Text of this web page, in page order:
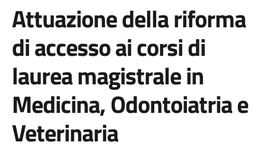
Attuazione della riforma
di accesso ai corsi di
laurea magistrale in
Medicina, Odontoiatria e
Veterinaria